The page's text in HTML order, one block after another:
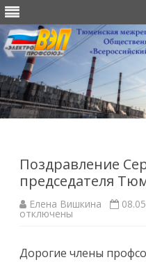
Поздравление
председателя
Елена Вишкина
отключены
Дорогие члены